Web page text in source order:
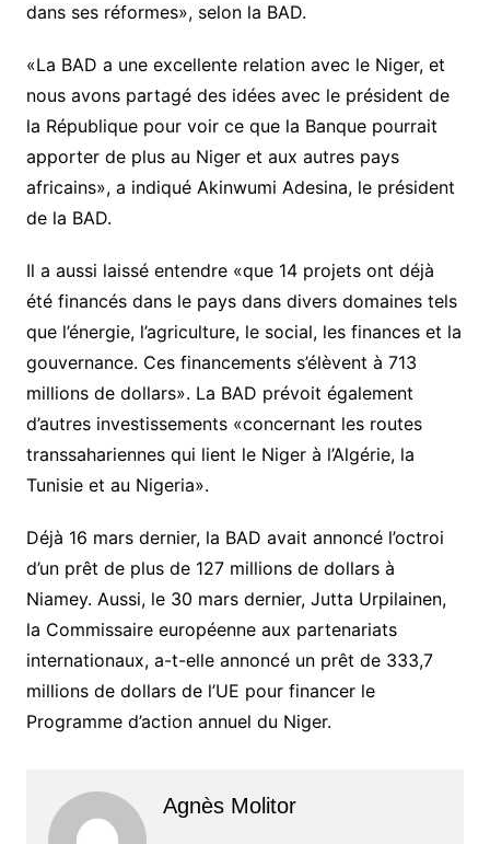
dans ses réformes», selon la BAD.
«La BAD a une excellente relation avec le Niger, et
nous avons partagé des idées avec le président de
la République pour voir ce que la Banque pourrait
apporter de plus au Niger et aux autres pays
africains», a indiqué Akinwumi Adesina, le président
de la BAD.
Il a aussi laissé entendre «que 14 projets ont déjà
été financés dans le pays dans divers domaines tels
que l’énergie, l’agriculture, le social, les finances et la
gouvernance. Ces financements s’élèvent à 713
millions de dollars». La BAD prévoit également
d’autres investissements «concernant les routes
transsahariennes qui lient le Niger à l’Algérie, la
Tunisie et au Nigeria».
Déjà 16 mars dernier, la BAD avait annoncé l’octroi
d’un prêt de plus de 127 millions de dollars à
Niamey. Aussi, le 30 mars dernier, Jutta Urpilainen,
la Commissaire européenne aux partenariats
internationaux, a-t-elle annoncé un prêt de 333,7
millions de dollars de l’UE pour financer le
Programme d’action annuel du Niger.
Agnès Molitor